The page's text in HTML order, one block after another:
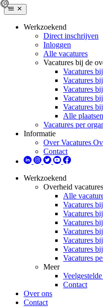
Werkzoekend
Direct inschrijven
Inloggen
Alle vacatures
Vacatures bij de
Vacatures
Vacatures
Vacatures
Vacatures
Vacatures
Alle plaatsen
Vacatures per
Informatie
Over Vacatures
Contact
Werkzoekend
Overheid vacatures
Alle
Vacatures
Vacatures
Vacatures
Vacatures
Vacatures
Vacatures
Vacatures
Meer
Contact
Over ons
Contact